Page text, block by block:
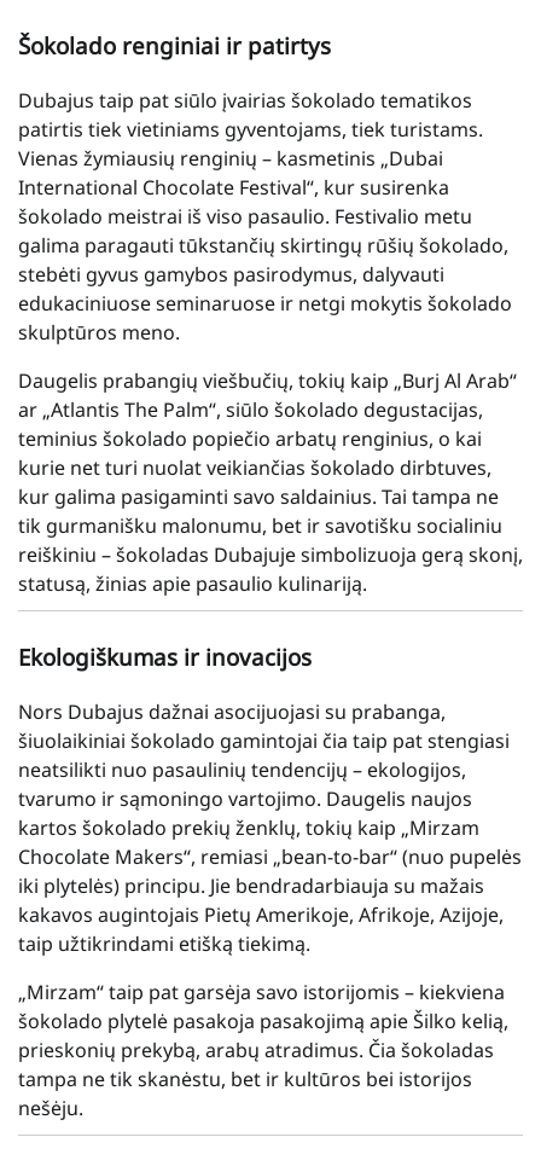
Šokolado renginiai ir patirtys
Dubajus taip pat siūlo įvairias šokolado tematikos
patirtis tiek vietiniams gyventojams, tiek turistams.
Vienas žymiausių renginių – kasmetinis „Dubai
International Chocolate Festival“, kur susirenka
šokolado meistrai iš viso pasaulio. Festivalio metu
galima paragauti tūkstančių skirtingų rūšių šokolado,
stebėti gyvus gamybos pasirodymus, dalyvauti
edukaciniuose seminaruose ir netgi mokytis šokolado
skulptūros meno.
Daugelis prabangių viešbučių, tokių kaip „Burj Al Arab“
ar „Atlantis The Palm“, siūlo šokolado degustacijas,
teminius šokolado popiečio arbatų renginius, o kai
kurie net turi nuolat veikiančias šokolado dirbtuves,
kur galima pasigaminti savo saldainius. Tai tampa ne
tik gurmanišku malonumu, bet ir savotišku socialiniu
reiškiniu – šokoladas Dubajuje simbolizuoja gerą skonį,
statusą, žinias apie pasaulio kulinariją.
Ekologiškumas ir inovacijos
Nors Dubajus dažnai asocijuojasi su prabanga,
šiuolaikiniai šokolado gamintojai čia taip pat stengiasi
neatsilikti nuo pasaulinių tendencijų – ekologijos,
tvarumo ir sąmoningo vartojimo. Daugelis naujos
kartos šokolado prekių ženklų, tokių kaip „Mirzam
Chocolate Makers“, remiasi „bean-to-bar“ (nuo pupelės
iki plytelės) principu. Jie bendradarbiauja su mažais
kakavos augintojais Pietų Amerikoje, Afrikoje, Azijoje,
taip užtikrindami etišką tiekimą.
„Mirzam“ taip pat garsėja savo istorijomis – kiekviena
šokolado plytelė pasakoja pasakojimą apie Šilko kelią,
prieskonių prekybą, arabų atradimus. Čia šokoladas
tampa ne tik skanėstu, bet ir kultūros bei istorijos
nešėju.